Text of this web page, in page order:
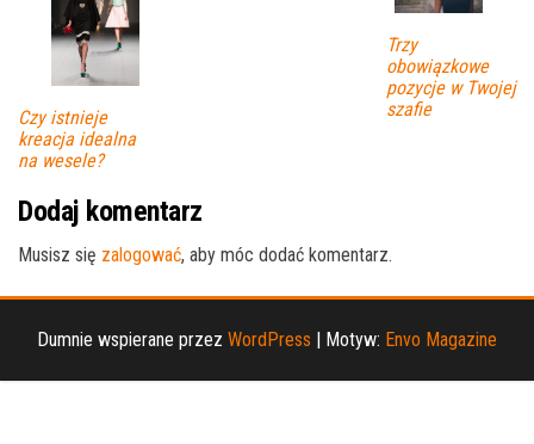
Czy istnieje
kreacja idealna
na wesele?
Trzy
obowiązkowe
pozycje w Twojej
szafie
Dodaj komentarz
Musisz się zalogować, aby móc dodać komentarz.
Dumnie wspierane przez WordPress Motyw: Envo Magazine